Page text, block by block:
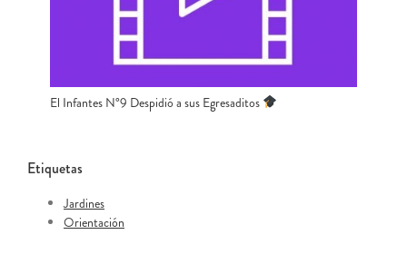
El Infantes N°9 Despidió a sus Egresaditos
Etiquetas
Jardines
Orientación